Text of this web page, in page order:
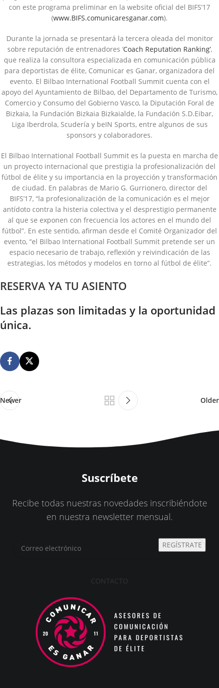
con este programa preliminar en la website oficial del BIFS’17
(www.BIFS.comunicaresganar.com).
Durante la jornada se presentará la tercera oleada del monitor
sobre reputación de entrenadores ‘Coach Reputation Ranking’,
que realiza la consultora especializada en comunicación pública
para deportistas de élite, Comunicar es Ganar, organizadora del
evento. El Bilbao International Football Summit cuenta con el
apoyo del Ayuntamiento de Bilbao, del Departamento de Turismo,
Comercio y Consumo del Gobierno Vasco, la Diputación Foral de
Bizkaia, la Fundación Bizkaia Bizkaialde, la Fundación S.D.Eibar,
Liga Iberdrola, Scudería y beIN Sports, entre algunos de sus
sponsors y colaboradores.
El Bilbao International Football Summit es la puesta en marcha de
un proyecto internacional que prestigia la profesionalización del
fútbol de élite y su importancia en la proyección y transformación
de ciudad. En palabras de Mario G. Gurrionero, director del
BIFS’17, “la profesionalización de la comunicación es el mejor
antídoto contra la histeria colectiva y el desprestigio permanente
al que se exponen con frecuencia los actores en el mundo del
fútbol”. En este sentido, afirman desde el Comité Organizador del
evento, “el Bilbao International Football Summit pretende ser un
espacio necesario de trabajo, reflexión y reivindicación de las
estrategias, los métodos y modelos en torno al fútbol de élite”.
RESERVA YA TU ASIENTO
Las plazas son limitadas y la oportunidad
única.
Newer Older
Suscríbete
Recibe todas nuestras novedades inscribiéndote
en nuestra newsletter mensual.
REGÍSTRATE
CONTACTO